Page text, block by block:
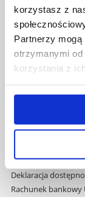
korzystasz z
Partnerzy mogą
otrzymanymi
korzystania z ich
przejdź
do
treści
Biblioteka
Wydawnictwo
Covid info
Studia
Praca na UR
Zamówienia publiczne
Projekty
Wynajem sal
Dane kontaktowe
Deklaracja
Rachunek bankowy